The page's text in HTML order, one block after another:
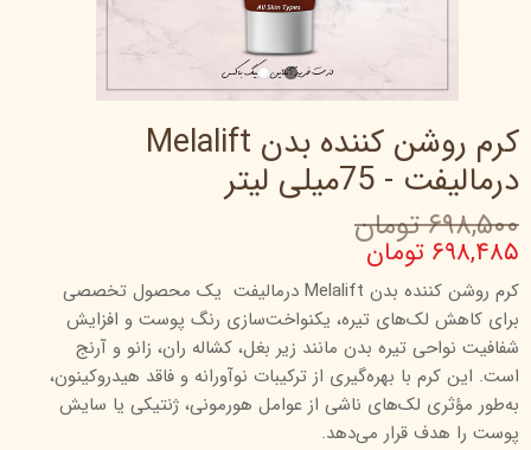
کرم روشن کننده بدن Melalift
درمالیفت - 75میلی لیتر
۶۹۸,۵۰۰ تومان
۶۹۸,۴۸۵ تومان
کرم روشن کننده بدن Melalift درمالیفت یک محصول تخصصی
برای کاهش لک‌های تیره، یکنواخت‌سازی رنگ پوست و افزایش
شفافیت نواحی تیره بدن مانند زیر بغل، کشاله ران، زانو و آرنج
است. این کرم با بهره‌گیری از ترکیبات نوآورانه و فاقد هیدروکینون،
به‌طور مؤثری لک‌های ناشی از عوامل هورمونی، ژنتیکی یا سایش
پوست را هدف قرار می‌دهد.